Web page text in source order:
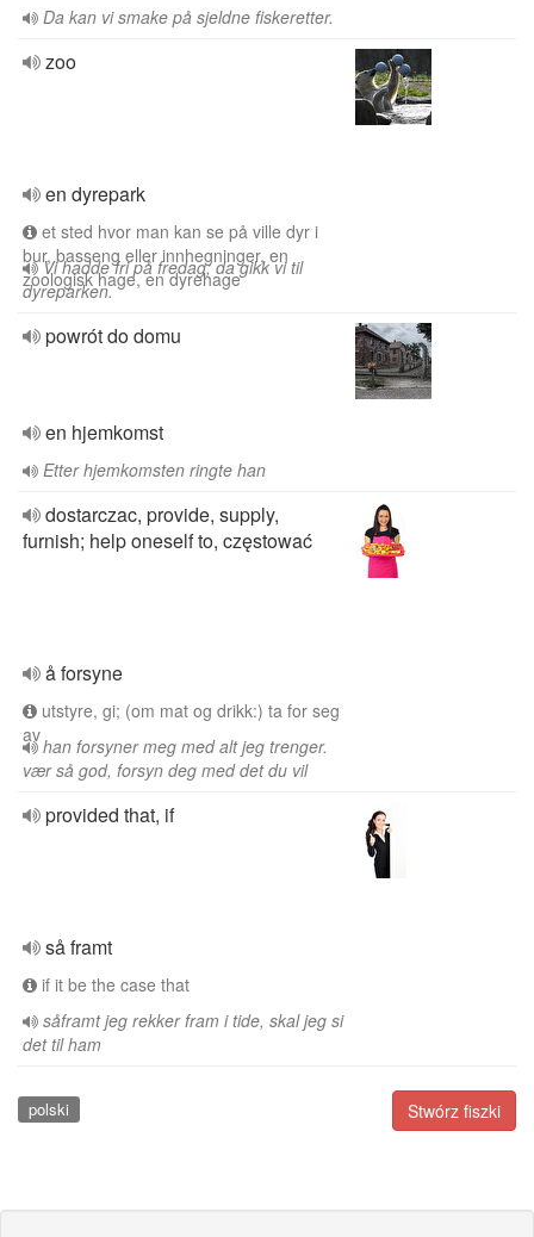
Da kan vi smake på sjeldne fiskeretter.
zoo
en dyrepark
et sted hvor man kan se på ville dyr i
bur, basseng eller innhegninger, en
zoologisk hage, en dyrehage
Vi hadde fri på fredag; da gikk vi til
dyreparken.
powrót do domu
en hjemkomst
Etter hjemkomsten ringte han
dostarczac, provide, supply,
furnish; help oneself to, częstować
å forsyne
utstyre, gi; (om mat og drikk:) ta for seg
avhan forsyner meg med alt jeg trenger.
vær så god, forsyn deg med det du vil
provided that, if
så framt
if it be the case that
såframt jeg rekker fram i tide, skal jeg si
det til ham
Stwórz fiszki
polski